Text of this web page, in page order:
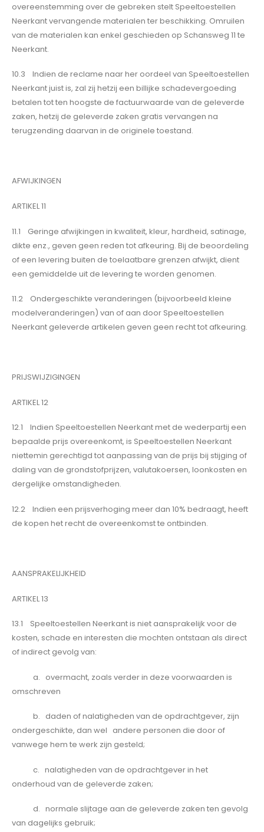
overeenstemming over de gebreken stelt Speeltoestellen
Neerkant vervangende materialen ter beschikking. Omruilen
van de materialen kan enkel geschieden op Schansweg 11 te
Neerkant.
10.3 Indien de reclame naar her oordeel van Speeltoestellen
Neerkant juist is, zal zij hetzij een billijke schadevergoeding
betalen tot ten hoogste de factuurwaarde van de geleverde
zaken, hetzij de geleverde zaken gratis vervangen na
terugzending daarvan in de originele toestand.
AFWIJKINGEN
ARTIKEL 11
11.1 Geringe afwijkingen in kwaliteit, kleur, hardheid, satinage,
dikte enz., geven geen reden tot afkeuring. Bij de beoordeling
of een levering buiten de toelaatbare grenzen afwijkt, dient
een gemiddelde uit de levering te worden genomen.
11.2 Ondergeschikte veranderingen (bijvoorbeeld kleine
modelveranderingen) van of aan door Speeltoestellen
Neerkant geleverde artikelen geven geen recht tot afkeuring.
PRIJSWIJZIGINGEN
ARTIKEL 12
12.1 Indien Speeltoestellen Neerkant met de wederpartij een
bepaalde prijs overeenkomt, is Speeltoestellen Neerkant
niettemin gerechtigd tot aanpassing van de prijs bij stijging of
daling van de grondstofprijzen, valutakoersen, loonkosten en
dergelijke omstandigheden.
12.2 Indien een prijsverhoging meer dan 10% bedraagt, heeft
de kopen het recht de overeenkomst te ontbinden.
AANSPRAKELIJKHEID
ARTIKEL 13
13.1 Speeltoestellen Neerkant is niet aansprakelijk voor de
kosten, schade en interesten die mochten ontstaan als direct
of indirect gevolg van:
a. overmacht, zoals verder in deze voorwaarden is
omschreven
b. daden of nalatigheden van de opdrachtgever, zijn
ondergeschikte, dan wel andere personen die door of
vanwege hem te werk zijn gesteld;
c. nalatigheden van de opdrachtgever in het
onderhoud van de geleverde zaken;
d. normale slijtage aan de geleverde zaken ten gevolg
van dagelijks gebruik;